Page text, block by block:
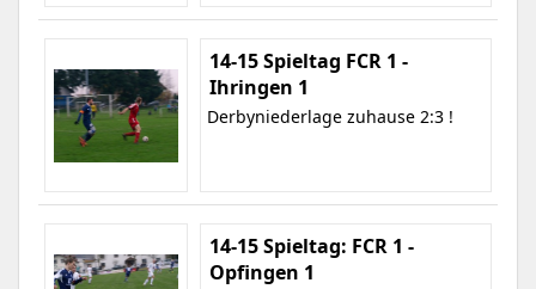
14-15 Spieltag FCR 1 -
Ihringen 1
Derbyniederlage zuhause 2:3 !
14-15 Spieltag: FCR 1 -
Opfingen 1